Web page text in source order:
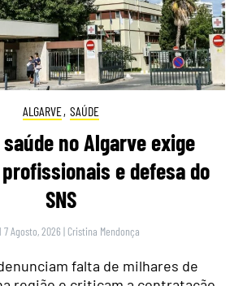
ALGARVE, SAÚDE
saúde no Algarve exige
e defesa do
SNS
7 Agosto, 2026 | Cristina Mendonça
falta de milhares de